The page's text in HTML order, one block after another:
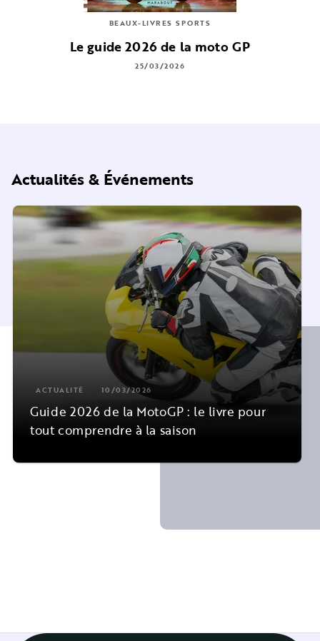
BEAUX-LIVRES SPORTS
Le guide 2026 de la moto GP
25/03/2026
Actualités & Événements
ACTUALITÉ 10/03/2026
Guide 2026 de la MotoGP : le livre pour
tout comprendre à la saison